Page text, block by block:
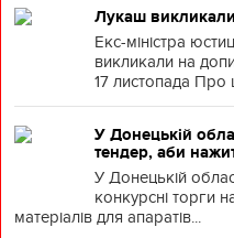
Лукаш
Екс-міністра
викликали на
17 листопада Про
У Донецькій
тендер, аби
У Донецькій
конкурсні торги
матеріалів для апаратів...